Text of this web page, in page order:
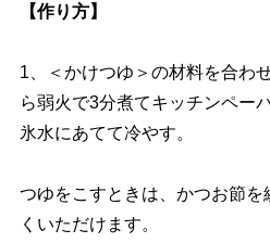
【作り方】
1、＜かけつゆ＞の材料を合わ
ら弱火で3分煮てキッチンペー
氷水にあてて冷やす。
つゆをこすときは、かつお節を
くいただけます。